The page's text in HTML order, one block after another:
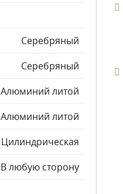
Серебряный
Серебряный
Алюминий литой
Алюминий литой
Цилиндрическая
В любую сторону